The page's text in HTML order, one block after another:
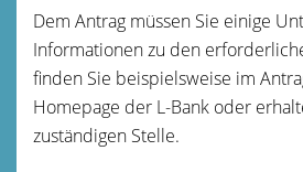
Dem Antrag müssen Sie einige
Informationen zu den
finden Sie beispielsweise im
Homepage der L-Bank oder
zuständigen Stelle.